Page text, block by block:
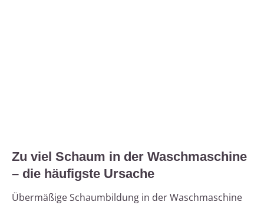
Zu viel Schaum in der Waschmaschine
– die häufigste Ursache
Übermäßige Schaumbildung in der Waschmaschine